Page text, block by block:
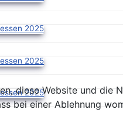
diese Website und die
bei einer Ablehnung